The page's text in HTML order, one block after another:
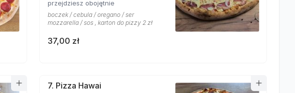
przejdziesz obojętnie
boczek / cebula / oregano / ser
mozzarella / sos , karton do pizzy 2 zł
37,00 zł
7. Pizza Hawai